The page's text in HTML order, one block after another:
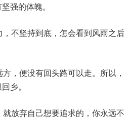
强的体魄。
不坚持到底，怎会看到风雨之后
，便没有回头路可以走。所以，
乡。
放弃自己想要追求的，你永远不